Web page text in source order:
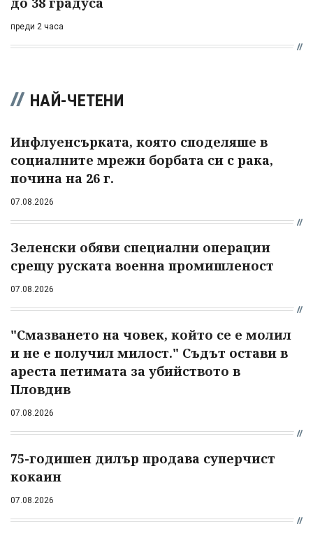
преди 2 часа
НАЙ-ЧЕТЕНИ
Инфлуенсърката, която споделяше в
социалните мрежи борбата си с рака,
почина на 26 г.
07.08.2026
Зеленски обяви специални операции
срещу руската военна промишленост
07.08.2026
"Смазването на човек, който се е молил
и не е получил милост." Съдът остави в
ареста петимата за убийството в
Пловдив
07.08.2026
75-годишен дилър продава суперчист
кокаин
07.08.2026